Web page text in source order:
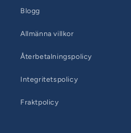
Blogg
Allmänna villkor
Återbetalningspolicy
Integritetspolicy
Fraktpolicy